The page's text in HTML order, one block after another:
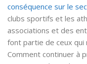
conséquence sur le
clubs sportifs et les
associations et des
font partie de ceux
Comment continuer à